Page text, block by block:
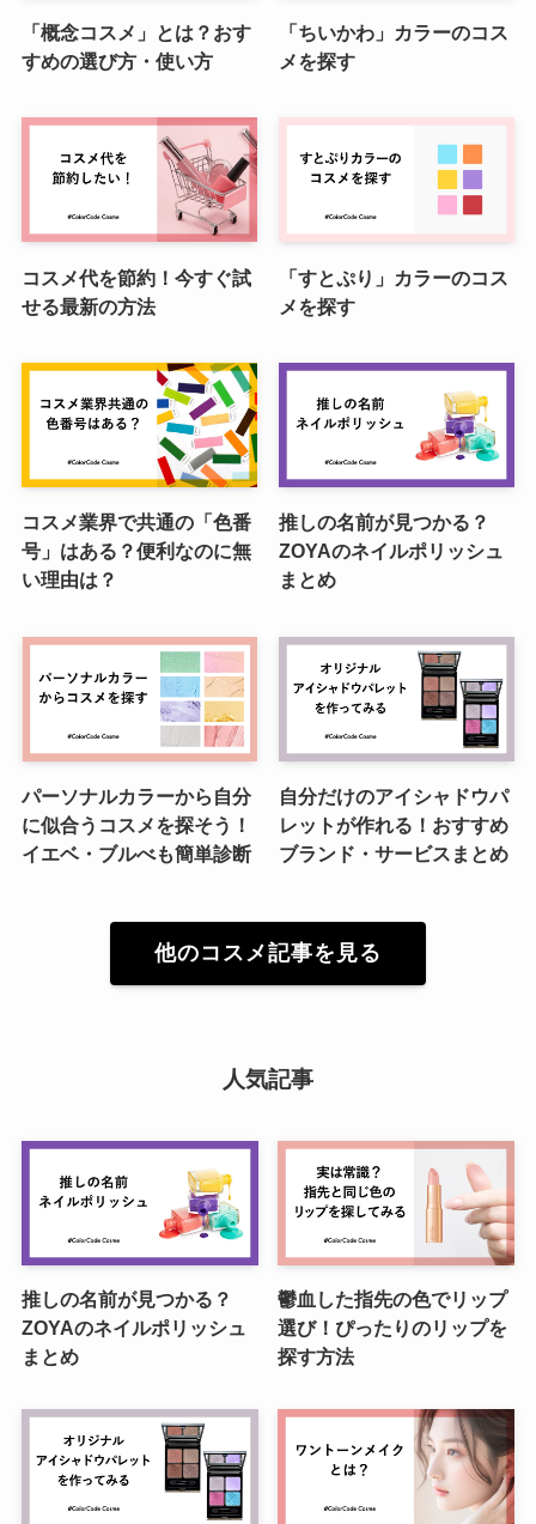
「概念コスメ」とは？おす
すめの選び方・使い方
「ちいかわ」カラーのコス
メを探す
コスメ代を節約！今すぐ試
せる最新の方法
「すとぷり」カラーのコス
メを探す
コスメ業界で共通の「色番
号」はある？便利なのに無
い理由は？
推しの名前が見つかる？
ZOYAのネイルポリッシュ
まとめ
パーソナルカラーから自分
に似合うコスメを探そう！
イエベ・ブルべも簡単診断
自分だけのアイシャドウパ
レットが作れる！おすすめ
ブランド・サービスまとめ
他のコスメ記事を見る
人気記事
推しの名前が見つかる？
ZOYAのネイルポリッシュ
まとめ
鬱血した指先の色でリップ
選び！ぴったりのリップを
探す方法